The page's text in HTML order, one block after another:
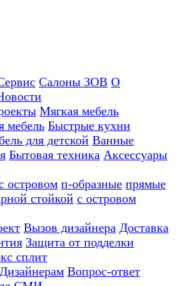
Салоны ЗОВ О
Мягкая мебель
мебель Быстрые кухни
для детской Ванные
Бытовая техника Аксессуары
островом п-образные прямые
стойкой с островом
Вызов дизайнера Доставка
Защита от подделки
сплит
Дизайнерам Вопрос-ответ